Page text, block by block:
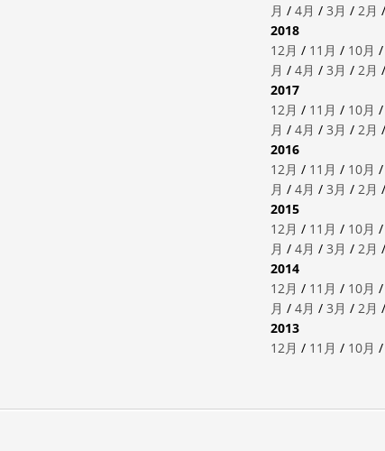
月 / 4月 / 3月 / 2月 /
2018
12月 / 11月 / 10月 /
月 / 4月 / 3月 / 2月 /
2017
12月 / 11月 / 10月 /
月 / 4月 / 3月 / 2月 /
2016
12月 / 11月 / 10月 /
月 / 4月 / 3月 / 2月 /
2015
12月 / 11月 / 10月 /
月 / 4月 / 3月 / 2月 /
2014
12月 / 11月 / 10月 /
月 / 4月 / 3月 / 2月 /
2013
12月 / 11月 / 10月 /